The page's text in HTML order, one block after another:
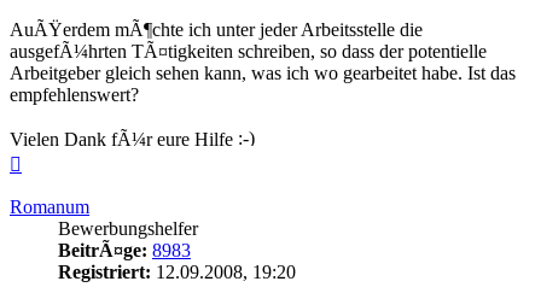
AuÃŸerdem mÃ¶chte ich unter jeder Arbeitsstelle die
ausgefÃ¼hrten TÃ¤tigkeiten schreiben, so dass der potentielle
Arbeitgeber gleich sehen kann, was ich wo gearbeitet habe. Ist das
empfehlenswert?
Vielen Dank fÃ¼r eure Hilfe
Romanum
Bewerbungshelfer
BeitrÃ¤ge: 8983
Registriert: 12.09.2008, 19:20